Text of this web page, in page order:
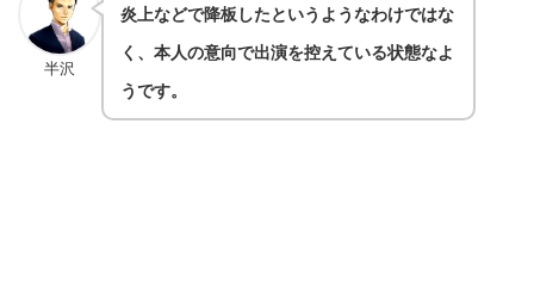
半沢
炎上などで降板したというようなわけではな
く、本人の意向で出演を控えている状態なよ
うです。